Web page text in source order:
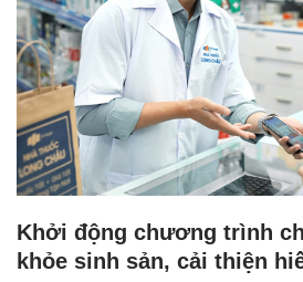
Khởi động chương trình
khỏe sinh sản, cải thiện